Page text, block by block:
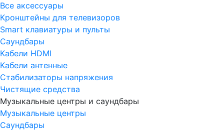
Все аксессуары
Кронштейны для телевизоров
Smart клавиатуры и пульты
Саундбары
Кабели HDMI
Кабели антенные
Стабилизаторы напряжения
Чистящие средства
Музыкальные центры и саундбары
Музыкальные центры
Саундбары